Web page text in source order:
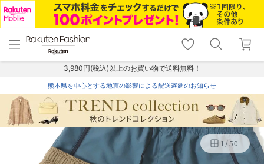
menu home
トップ
shopping_cart lock_outline
ログイン
3,980円(税込)以上のお買い物で送料無料！
熊本県を中心とする地震の影響による配送遅延のお知らせ
1/50